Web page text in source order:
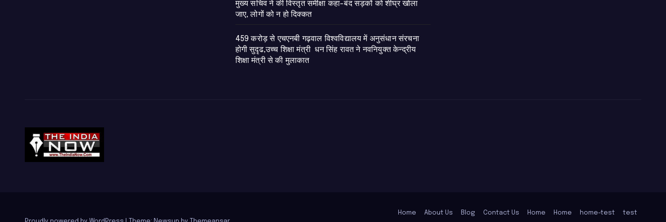
मुख्य सचिव ने की विस्तृत समीक्षा कहा-बंद सड़कों को शीघ्र खोला
जाए, लोगों को न हो दिक्कत
459 करोड़ से एचएनबी गढ़वाल विश्वविद्यालय में अनुसंधान संरचना
होगी सुदृढ,उच्च शिक्षा मंत्री धन सिंह रावत ने नवनियुक्त केन्द्रीय
शिक्षा मंत्री से की मुलाकात
Home About Us Blog Contact Us Home Home home-test test